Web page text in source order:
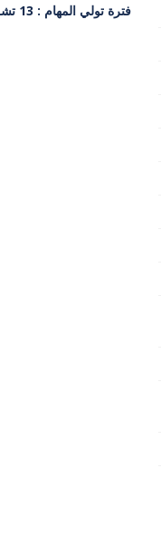
فترة تولي المهام : 13 تشرين الأول 1989 - 25 تشرين الثاني 1989